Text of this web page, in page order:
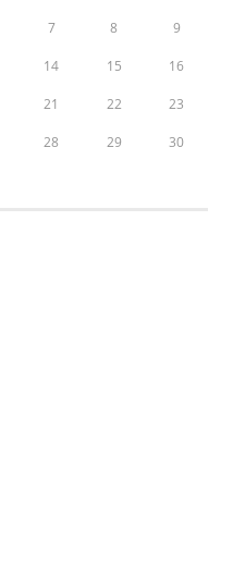
7 8 9
14 15 16
21 22 23
28 29 30